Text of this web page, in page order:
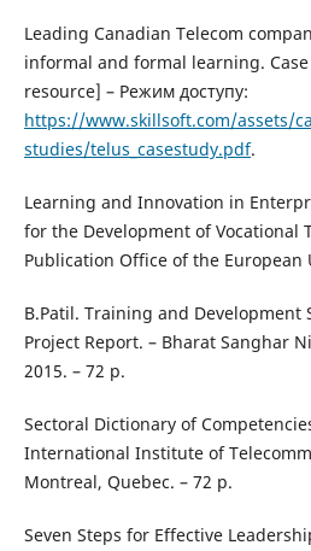
Leading Canadian Telecom
informal and formal learning.
resource] – Режим доступу:
https://www.skillsoft.com/assets/
studies/telus_casestudy.pdf.
Learning and Innovation in
for the Development of Vocational
Publication Office of the European
B.Patil. Training and Development
Project Report. – Bharat Sanghar
2015. – 72 p.
Sectoral Dictionary of
International Institute of
Montreal, Quebec. – 72 p.
Seven Steps for Effective